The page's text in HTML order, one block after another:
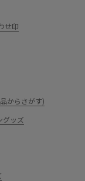
せ印
からさがす)
グッズ